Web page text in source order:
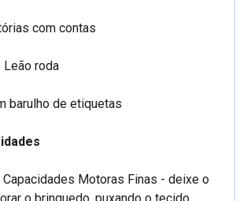
com contas
Leão roda
barulho de etiquetas
Motoras Finas - deixe o
o brinquedo, puxando o tecido,